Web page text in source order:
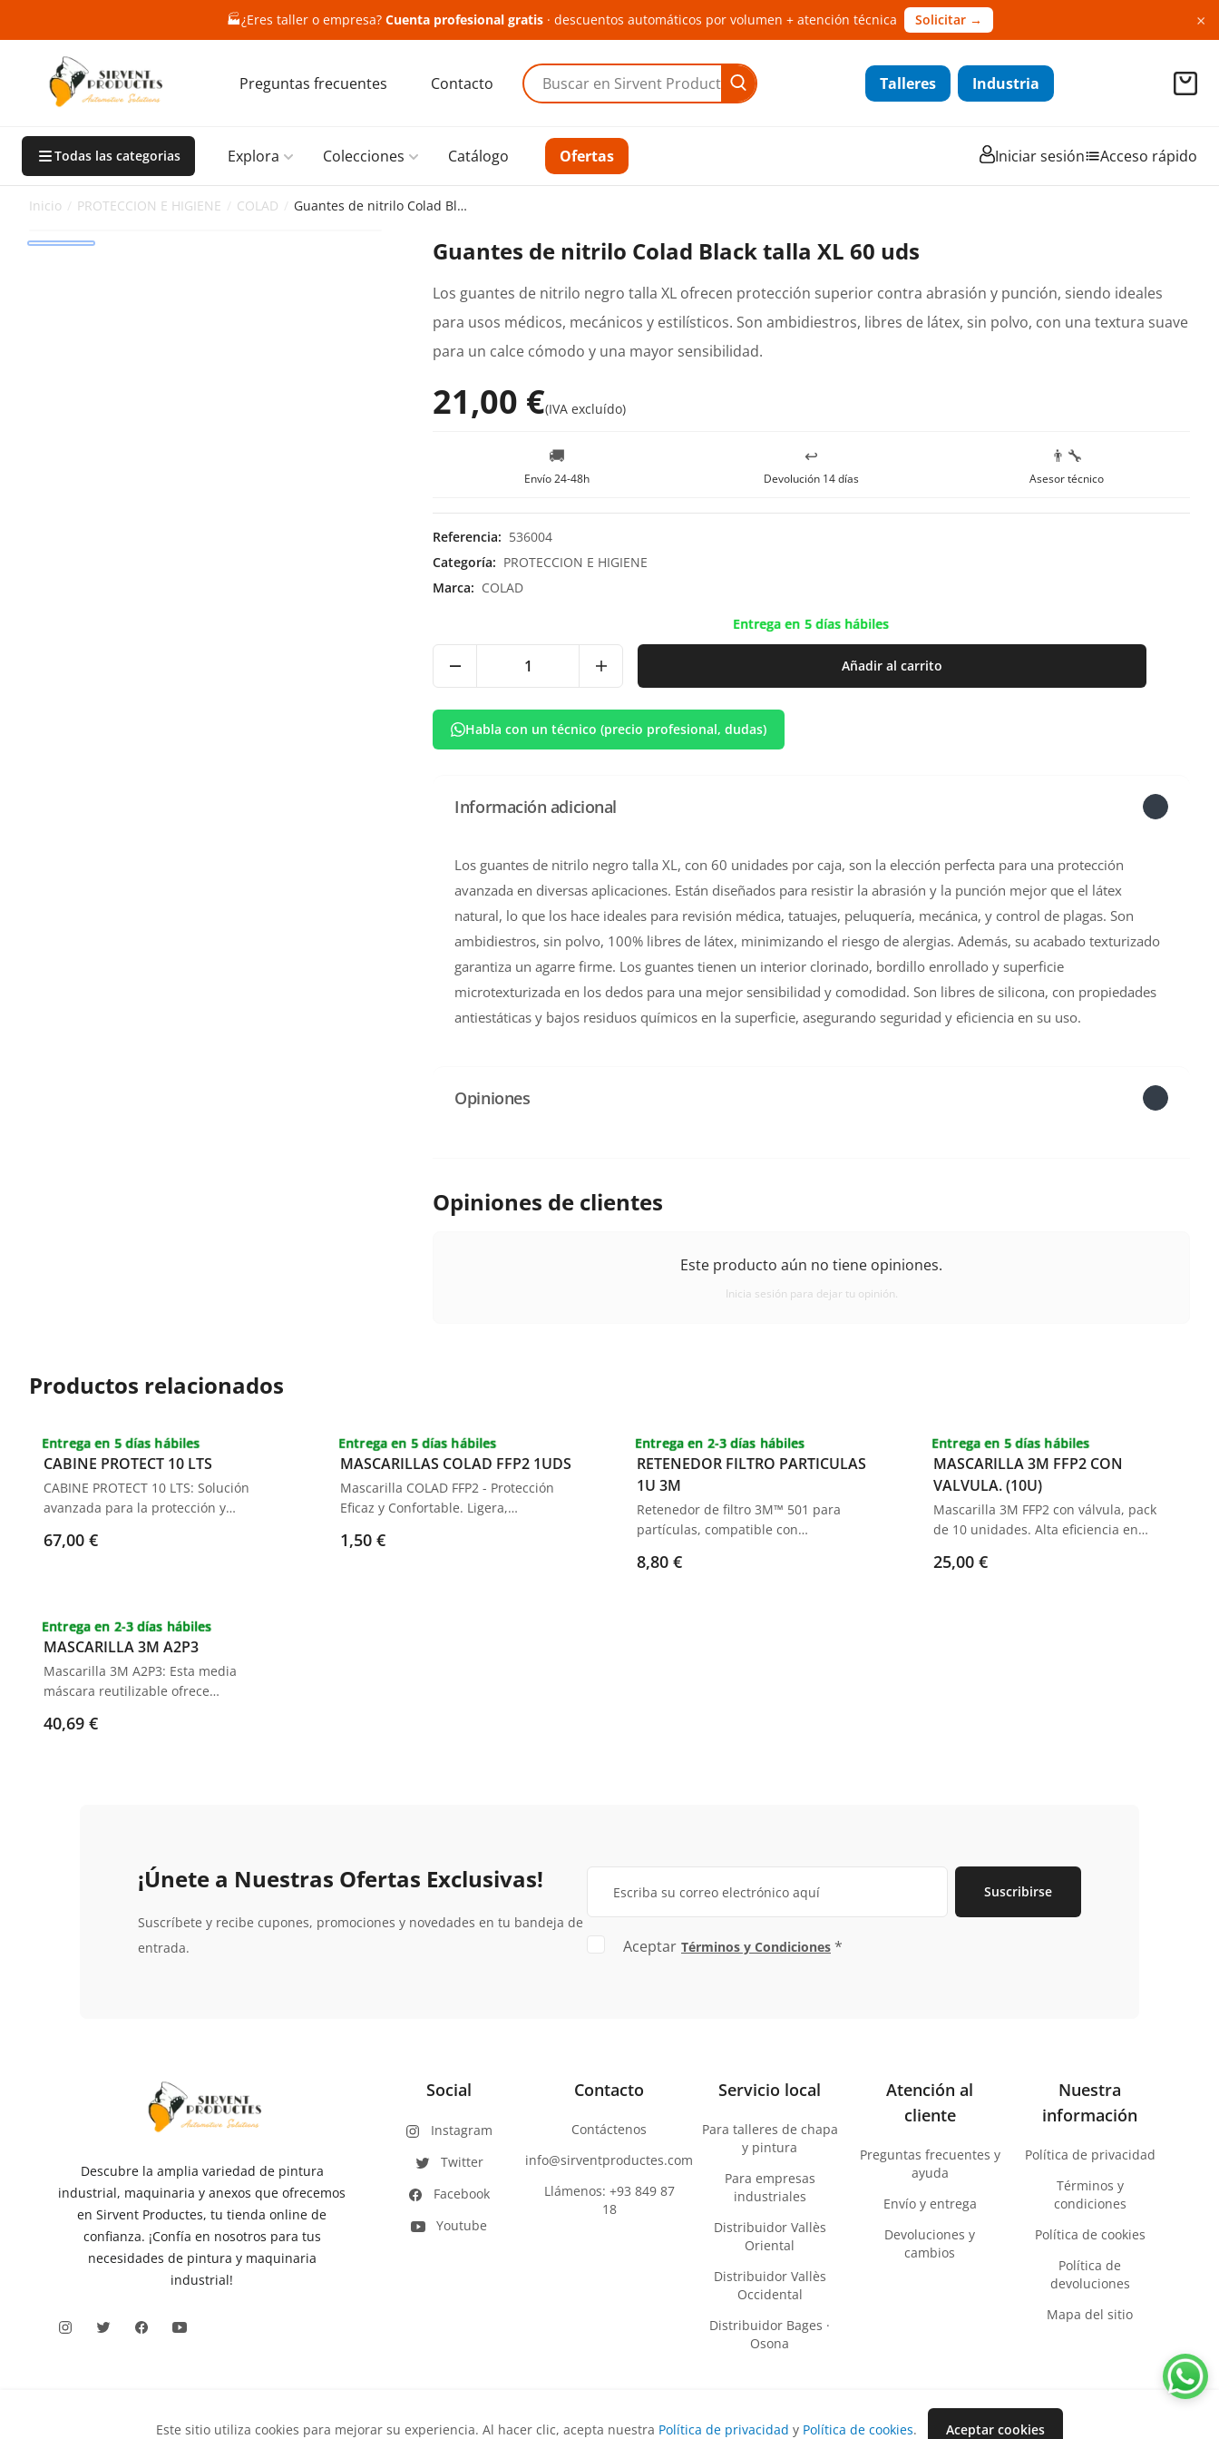
🏭¿Eres taller o empresa? Cuenta profesional gratis· descuentos automáticos por volumen + atención técnica Solicitar → ×
Preguntas frecuentes Contacto Buscar en Sirvent Productes Talleres Industria
Todas las categorias Explora Colecciones Catálogo Ofertas Iniciar sesión Acceso rápido
Inicio / PROTECCION E HIGIENE / COLAD / Guantes de nitrilo Colad Black talla XL 60 uds
Guantes de nitrilo Colad Black talla XL 60 uds
Los guantes de nitrilo negro talla XL ofrecen protección superior contra abrasión y punción, siendo ideales
para usos médicos, mecánicos y estilísticos. Son ambidiestros, libres de látex, sin polvo, con una textura suave
para un calce cómodo y una mayor sensibilidad.
21,00 €(IVA excluído)
🚚
Envío 24-48h
↩️
Devolución 14 días
👨‍🔧
Asesor técnico
Referencia: 536004
Categoría: PROTECCION E HIGIENE
Marca: COLAD
Entrega en 5 días hábiles
Añadir al carrito
Habla con un técnico (precio profesional, dudas)
Información adicional
Los guantes de nitrilo negro talla XL, con 60 unidades por caja, son la elección perfecta para una protección
avanzada en diversas aplicaciones. Están diseñados para resistir la abrasión y la punción mejor que el látex
natural, lo que los hace ideales para revisión médica, tatuajes, peluquería, mecánica, y control de plagas. Son
ambidiestros, sin polvo, 100% libres de látex, minimizando el riesgo de alergias. Además, su acabado texturizado
garantiza un agarre firme. Los guantes tienen un interior clorinado, bordillo enrollado y superficie
microtexturizada en los dedos para una mejor sensibilidad y comodidad. Son libres de silicona, con propiedades
antiestáticas y bajos residuos químicos en la superficie, asegurando seguridad y eficiencia en su uso.
Opiniones
Opiniones de clientes
Este producto aún no tiene opiniones.
Inicia sesión para dejar tu opinión.
Productos relacionados
Entrega en 5 días hábiles
CABINE PROTECT 10 LTS
CABINE PROTECT 10 LTS: Solución
avanzada para la protección y
Ideal para superficies de madera,
67,00 €
Entrega en 5 días hábiles
MASCARILLAS COLAD FFP2 1UDS
Mascarilla COLAD FFP2 - Protección
Eficaz y Confortable. Ligera,
y humos. Uso no sanitario, no
1,50 €
Entrega en 2-3 días hábiles
RETENEDOR FILTRO PARTICULAS
1U 3M
Retenedor de filtro 3M™ 501 para
partículas, compatible con
Serie 6000 de 3M™. Ideal para
8,80 €
Entrega en 5 días hábiles
MASCARILLA 3M FFP2 CON
VALVULA. (10U)
Mascarilla 3M FFP2 con válvula, pack
de 10 unidades. Alta eficiencia en
Diseño robusto, adaptable y
25,00 €
Destacado
Entrega en 2-3 días hábiles
MASCARILLA 3M A2P3
Mascarilla 3M A2P3: Esta media
máscara reutilizable ofrece
orgánicos y partículas. Su diseño
40,69 €
¡Únete a Nuestras Ofertas Exclusivas!
Suscríbete y recibe cupones, promociones y novedades en tu bandeja de
entrada.
Suscribirse
Aceptar Términos y Condiciones *
Descubre la amplia variedad de pintura
industrial, maquinaria y anexos que ofrecemos
en Sirvent Productes, tu tienda online de
confianza. ¡Confía en nosotros para tus
necesidades de pintura y maquinaria
industrial!
Social
Instagram
Twitter
Facebook
Youtube
Contacto
Contáctenos
info@sirventproductes.com
Llámenos: +93 849 87
18
Servicio local
Para talleres de chapa
y pintura
Para empresas
industriales
Distribuidor Vallès
Oriental
Distribuidor Vallès
Occidental
Distribuidor Bages ·
Osona
Atención al
cliente
Preguntas frecuentes y
ayuda
Envío y entrega
Devoluciones y
cambios
Nuestra
información
Política de privacidad
Términos y
condiciones
Política de cookies
Política de
devoluciones
Mapa del sitio
Este sitio utiliza cookies para mejorar su experiencia. Al hacer clic, acepta nuestra Política de privacidad y Política de cookies. Aceptar cookies